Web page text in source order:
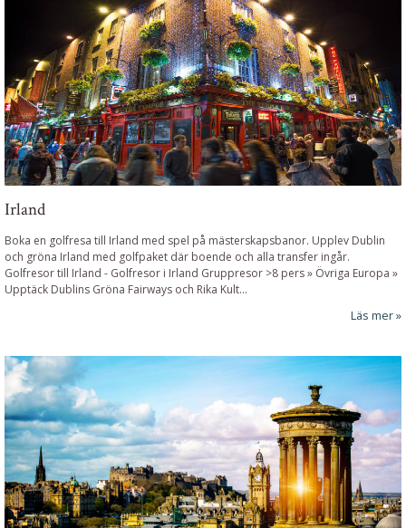
Irland
Boka en golfresa till Irland med spel på mästerskapsbanor. Upplev Dublin
och gröna Irland med golfpaket där boende och alla transfer ingår.
Golfresor till Irland - Golfresor i Irland Gruppresor >8 pers » Övriga Europa »
Upptäck Dublins Gröna Fairways och Rika Kult...
Läs mer